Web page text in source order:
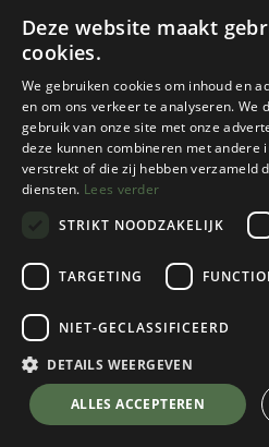
Icebreaker
200 Oasis Long
Black
Kies een maat
💬 Stel je vraag over dit
Deze website maakt
cookies.
We gebruiken cookies om inhoud en
en om ons verkeer te analyseren. We
gebruik van onze site met onze
deze kunnen combineren met andere
verstrekt of die zij hebben verzameld
diensten. Lees verder
STRIKT NOODZAKELIJK
TARGETING
NIET-GECLASSIFICEERD
DETAILS WEERGEVEN
ALLES ACCEPTEREN